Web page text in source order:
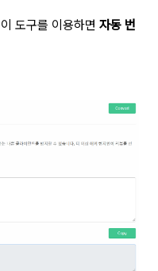
도구를 이용하면 자동 번